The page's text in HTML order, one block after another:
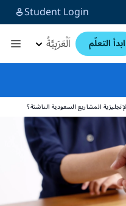
Student Login
التعلّم اَلْعَرَبِيَّةُ
المشاريع السعودية الناشئة؟